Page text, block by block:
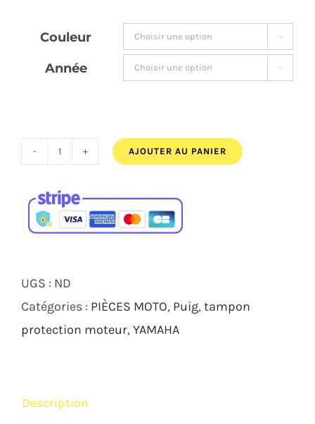
97,00€
109,00€
Couleur 
Année 
quantité
TAMPONS
PROTECTION
PUIG
PRO
2.0
2017
AJOUTER AU PANIER
UGS : ND
Catégories : PIÈCES MOTO Puig tampon
protection moteur YAMAHA
Description